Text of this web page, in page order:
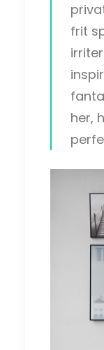
frit
her,